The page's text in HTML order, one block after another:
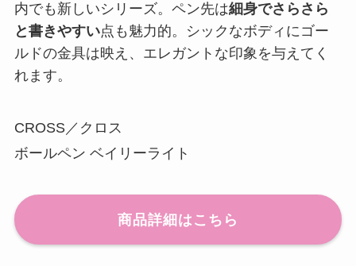
内でも新しいシリーズ。ペン先は細身でさらさら
と書きやすい点も魅力的。シックなボディにゴー
ルドの金具は映え、エレガントな印象を与えてく
れます。
CROSS／クロス
ボールペン ベイリーライト
商品詳細はこちら